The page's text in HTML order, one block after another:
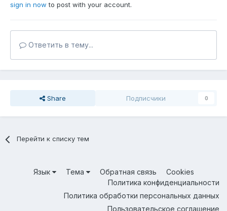
sign in now to post with your account.
Ответить в тему...
Share Подписчики 0
Перейти к списку тем
Язык Тема Обратная связь
Cookies
Политика конфиденциальности
Политика обработки персональных данных
Пользовательское соглашение